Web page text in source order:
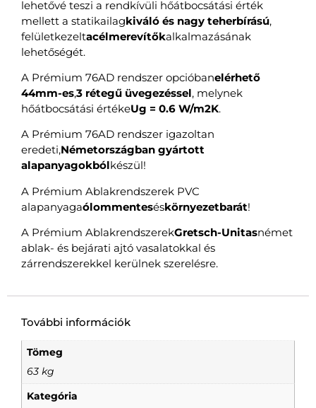
lehetővé teszi a rendkívüli hőátbocsátási érték
mellett a statikailagkiváló és nagy teherbírású,
felületkezeltacélmerevítőkalkalmazásának
lehetőségét.
A Prémium 76AD rendszer opcióbanelérhető
44mm-es,3 rétegű üvegezéssel, melynek
hőátbocsátási értékeUg = 0.6 W/m2K.
A Prémium 76AD rendszer igazoltan
eredeti,Németországban gyártott
alapanyagokbólkészül!
A Prémium Ablakrendszerek PVC
alapanyagaólommenteséskörnyezetbarát!
A Prémium AblakrendszerekGretsch-Unitasnémet
ablak- és bejárati ajtó vasalatokkal és
zárrendszerekkel kerülnek szerelésre.
További információk
Tömeg
63 kg
Kategória